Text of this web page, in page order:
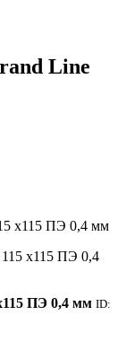
Line
х115 ПЭ 0,4 мм
ПЭ 0,4 мм ID: